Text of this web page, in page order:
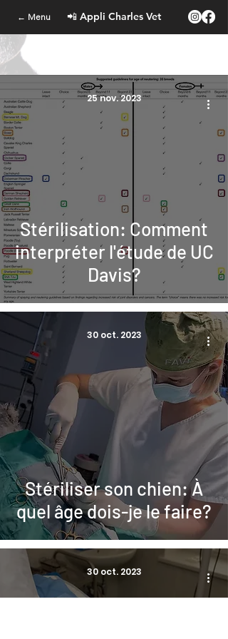
← Menu 📲 Appli Charles Vet
Stérilisation: Comment
interpréter l'étude de UC
Davis?
25 nov. 2023
Stériliser son chien: À
quel âge dois-je le faire?
30 oct. 2023
30 oct. 2023